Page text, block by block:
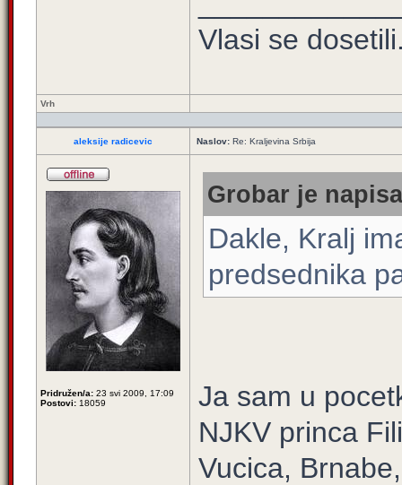
Vlasi se
Vrh
aleksije radicevic Naslov: Re: Kraljevina Srbija
Pridružen/a: 23 svi 2009, 17:09
Postovi: 18059
Grobar je
Dakle, Kralj
predsednika
Ja sam u
NJKV princa
Vucica,